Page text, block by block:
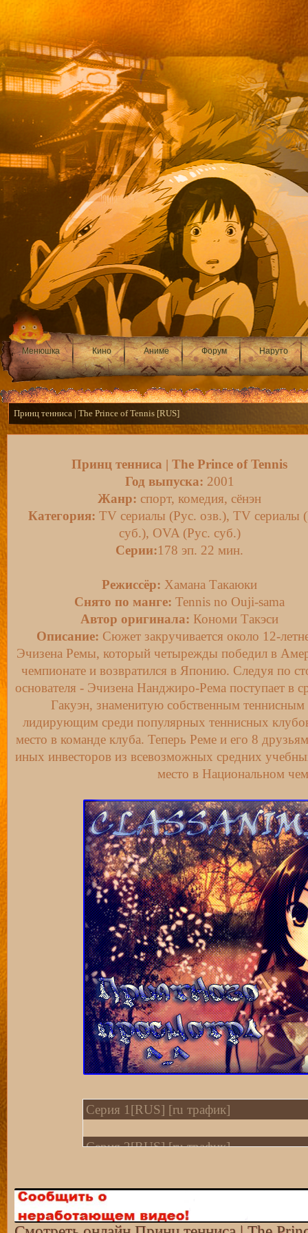
Менюшка Кино Аниме Форум Наруто
Принц тенниса | The Prince of Tennis [RUS]
Принц тенниса | The Prince of Tennis
Год выпуска: 2001
Жанр: спорт, комедия, сёнэн
Категория: TV сериалы (Рус. озв.), TV сериалы
суб.), OVA (Рус. суб.)
Серии:178 эп. 22 мин.
Режиссёр: Хамана Такаюки
Снято по манге: Tennis no Ouji-sama
Автор оригинала: Кономи Такэси
Описание: Сюжет закручивается около 12-
Эчизена Ремы, который четырежды победил в
чемпионате и возвратился в Японию. Следуя по
основателя - Эчизена Нанджиро-Рема поступает в
Гакуэн, знаменитую собственным теннисным
лидирующим среди популярных теннисных
место в команде клуба. Теперь Реме и его 8
иных инвесторов из всевозможных средних
место в Национальном
Серия 1[RUS] [ru трафик]
Серия 2[RUS] [ru трафик]
Серия 4[RUS] [ru трафик]